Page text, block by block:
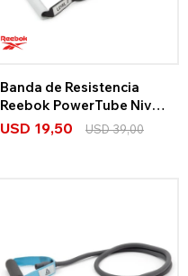
Banda de Resistencia
Reebok PowerTube Nivel
2
USD 19,50 USD39,00